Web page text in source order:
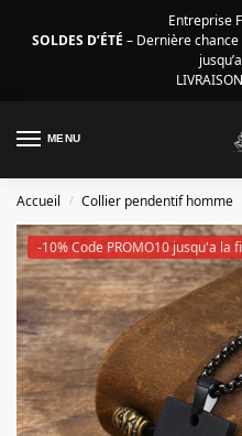
Entreprise
SOLDES D’ÉTÉ – Dernière chance
MENU
Accueil / Collier pendentif homme
-10% Code PROMO10 jusqu'a la